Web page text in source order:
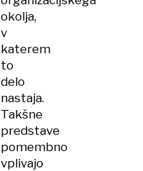
okolja,
v
katerem
to
delo
nastaja.
Takšne
predstave
pomembno
vplivajo